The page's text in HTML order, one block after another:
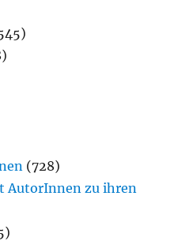
(728)
AutorInnen zu ihren